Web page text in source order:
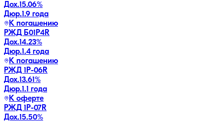
Дох.15.06%
Дюр.1.9 года
К погашению
РЖД Б01P4R
Дох.14.23%
Дюр.1.4 года
К погашению
РЖД 1Р-06R
Дох.13.61%
Дюр.1.1 года
К оферте
РЖД 1Р-07R
Дох.15.50%